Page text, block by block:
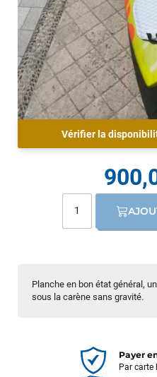
Planche en bon état général,
sous la carène sans gravité.
Vérifier la
Payer
Par carte